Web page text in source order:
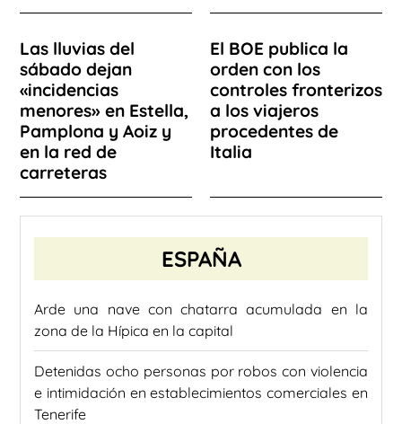
Las lluvias del
sábado dejan
«incidencias
menores» en Estella,
Pamplona y Aoiz y
en la red de
carreteras
El BOE publica la
orden con los
controles fronterizos
a los viajeros
procedentes de
Italia
ESPAÑA
Arde una nave con chatarra acumulada en la
zona de la Hípica en la capital
Detenidas ocho personas por robos con violencia
e intimidación en establecimientos comerciales en
Tenerife